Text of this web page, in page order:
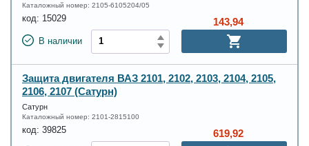
Каталожный номер: 2105-6105204/05
код: 15029
В наличии
143,94
Защита двигателя ВАЗ 2101, 2102, 2103, 2104, 2105,
2106, 2107 (Сатурн)
Сатурн
Каталожный номер: 2101-2815100
код: 39825 619,92